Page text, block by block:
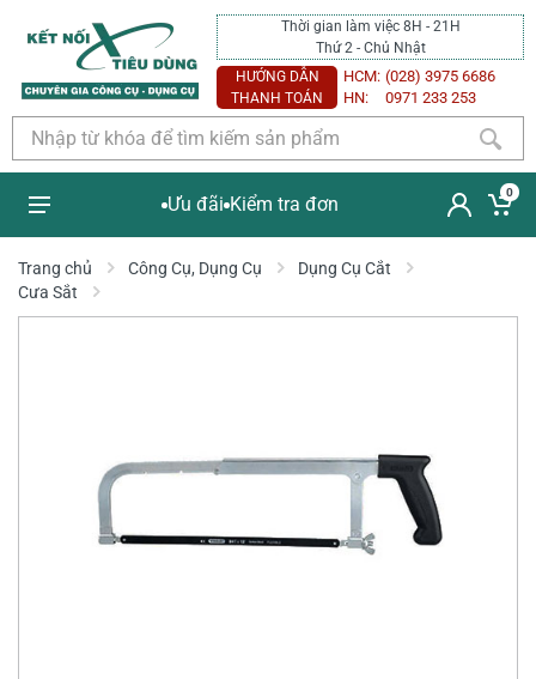
Thời gian làm việc 8H - 21H
Thứ 2 - Chủ Nhật
HƯỚNG DẪN
THANH TOÁN
HCM: (028) 3975 6686
HN:
0971 233 253
Ưu đãi Kiểm tra đơn
0
Trang chủ Công Cụ, Dụng Cụ
Dụng Cụ Cắt
Cưa Sắt